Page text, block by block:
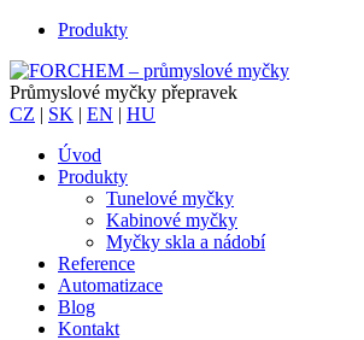
Produkty
Průmyslové myčky přepravek
CZ | SK | EN | HU
Úvod
Produkty
Tunelové myčky
Kabinové myčky
Myčky skla a nádobí
Reference
Automatizace
Blog
Kontakt